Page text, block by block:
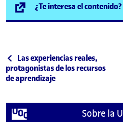
¿Te interesa el
Post navigation
Publicación anterior
Las experiencias reales,
protagonistas de los recursos
de aprendizaje
Sobre la